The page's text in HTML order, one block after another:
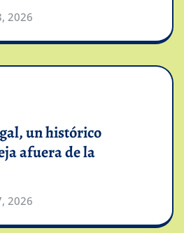
2026
un histórico
afuera de la
2026